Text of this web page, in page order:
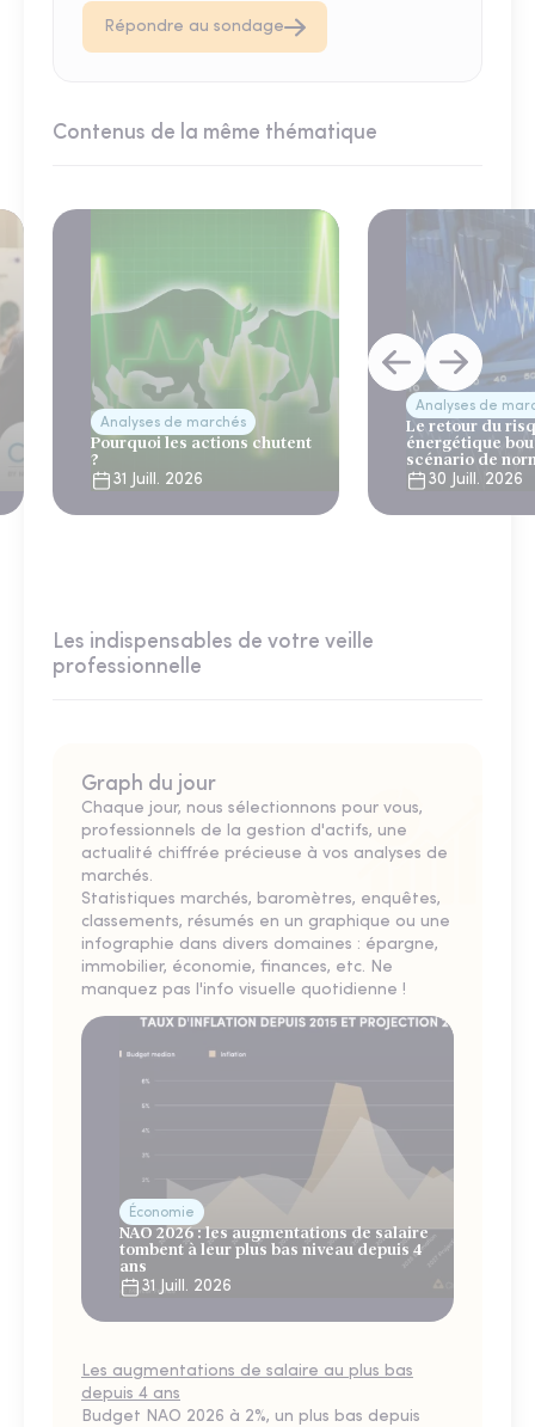
Répondre au sondage
Contenus de la même thématique
Analyses de marchés
Pourquoi les actions chutent
?
31 Juill. 2026
Analyses de
Le retour du
énergétique
scénario de
30 Juill. 2026
Les indispensables de votre veille
professionnelle
Graph du jour
Chaque jour, nous sélectionnons pour vous,
professionnels de la gestion d'actifs, une
actualité chiffrée précieuse à vos analyses de
marchés.
Statistiques marchés, baromètres, enquêtes,
classements, résumés en un graphique ou une
infographie dans divers domaines : épargne,
immobilier, économie, finances, etc. Ne
manquez pas l'info visuelle quotidienne !
Économie
NAO 2026 : les augmentations de salaire
tombent à leur plus bas niveau depuis 4
ans
31 Juill. 2026
Les augmentations de salaire au plus bas
depuis 4 ans
Budget NAO 2026 à 2%, un plus bas depuis